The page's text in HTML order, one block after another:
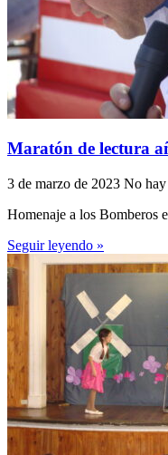
Maratón de lectura
3 de marzo de 2023 No hay
Homenaje a los Bomberos
Seguir leyendo »